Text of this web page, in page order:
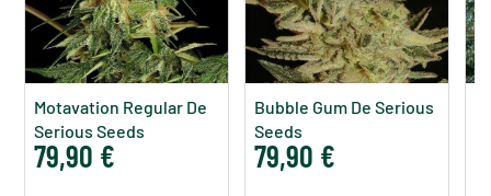
Motavation Regular De
Serious Seeds
79,90 €
Bubble Gum De Serious
Seeds
79,90 €